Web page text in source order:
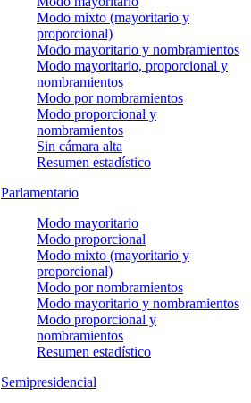
Modo mixto (mayoritario y
proporcional)
Modo mayoritario y nombramientos
Modo mayoritario, proporcional y
nombramientos
Modo por nombramientos
Modo proporcional y
nombramientos
Sin cámara alta
Resumen estadístico
Parlamentario
Modo mayoritario
Modo proporcional
Modo mixto (mayoritario y
proporcional)
Modo por nombramientos
Modo mayoritario y nombramientos
Modo proporcional y
nombramientos
Resumen estadístico
Semipresidencial